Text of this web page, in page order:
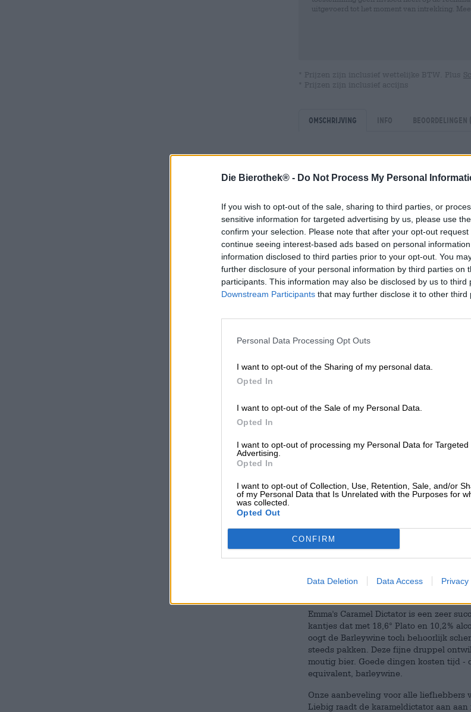
Die Bierothek® - Do Not Process My Personal
If you wish to opt-out of the sale, sharing to third parties, or
sensitive information for targeted advertising by us, please use
confirm your selection. Please note that after your opt-out
continue seeing interest-based ads based on personal
information disclosed to third parties prior to your opt-out. You
further disclosure of your personal information by third parties on
participants. This information may also be disclosed by us to third
Downstream Participants that may further disclose it to other third
Personal Data Processing Opt Outs
I want to opt-out of the Sharing of my personal data.
Opted In
I want to opt-out of the Sale of my Personal Data.
Opted In
I want to opt-out of processing my Personal Data for Targeted
Advertising.
Opted In
I want to opt-out of Collection, Use, Retention, Sale, and/or
of my Personal Data that Is Unrelated with the Purposes for
was collected.
Opted Out
CONFIRM
Data Deletion Data Access Privacy
uitgevoerd tot het moment van intrekking.
* Prijzen zijn inclusief wettelijke BTW. Plus
* Prijzen zijn inclusief accijns
Omschrijving Info Beoordelingen
Iedereen die Almut von Emma - Biere
kunnen worden verwacht. Als de
dan goed. De lekkerste nieuwe
Onze biersommelier Marco Liebig
Het fijne bier met de krachtige naam is
gisting en moutgericht en maakt indruk
eerste brouwerij die commercieel
Barleywine helemaal geen wijn is,
alcoholgehalte: Barleywine heeft
aanzienlijk meer toeren kunnen laten
Barleywine bestond echter al vóór
brouwers seizoensgebonden sterke
konden vanwege het alcoholgehalte
en Strong Ales was geboren!
Zoals alle goede dingen bereikte
beleefde daar in de jaren zeventig een
Door deze ontwikkeling wordt er nu
Barleywine. Deze laatste is iets
terwijl de Engelse versie schittert met
De karameldictator verschijnt licht
Marco's geoefende neus ruikt vaag
De initiële smaak maakt indruk met
abrikozenjam. Na de eerste fruitgolf
afdronk.
De afdronk volgt de initiële drank en
Emma's Caramel Dictator is een zeer
kantjes dat met 18,6° Plato en 10,2%
oogt de Barleywine toch behoorlijk
steeds pakken. Deze fijne druppel
moutig bier. Goede dingen kosten tijd -
equivalent, barleywine.
Onze aanbeveling voor alle
Liebig raadt de karameldictator aan